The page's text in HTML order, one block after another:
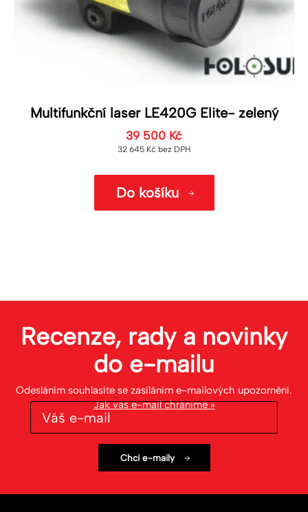
Multifunkční laser LE420G Elite- zelený
39 500 Kč
32 645 Kč bez DPH
Do košíku
Recenze, rady a novinky
do e-mailu
Odesláním souhlasíte se zasíláním e-mailových upozornění.
Jak váš e-mail chráníme »